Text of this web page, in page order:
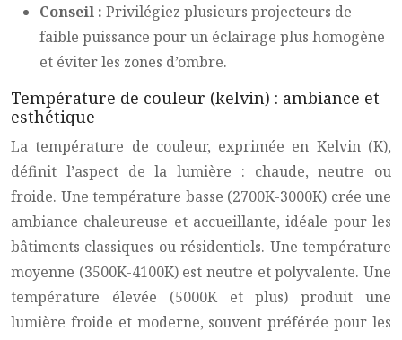
Conseil : Privilégiez plusieurs projecteurs de
faible puissance pour un éclairage plus homogène
et éviter les zones d’ombre.
Température de couleur (kelvin) : ambiance et
esthétique
La température de couleur, exprimée en Kelvin (K),
définit l’aspect de la lumière : chaude, neutre ou
froide. Une température basse (2700K-3000K) crée une
ambiance chaleureuse et accueillante, idéale pour les
bâtiments classiques ou résidentiels. Une température
moyenne (3500K-4100K) est neutre et polyvalente. Une
température élevée (5000K et plus) produit une
lumière froide et moderne, souvent préférée pour les